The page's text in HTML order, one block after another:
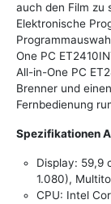
auch den Film zu
Elektronische
One PC
All-in-One PC
Brenner und
Fernbedienung
Spezifikationen
Display: 59,9
1.080),
CPU: Intel